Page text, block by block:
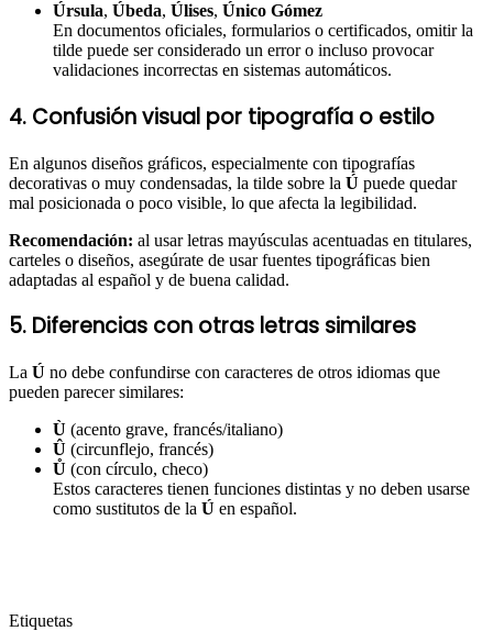
Úrsula, Úbeda, Úlises, Único Gómez
En documentos oficiales, formularios o certificados, omitir la
tilde puede ser considerado un error o incluso provocar
validaciones incorrectas en sistemas automáticos.
4. Confusión visual por tipografía o estilo
En algunos diseños gráficos, especialmente con tipografías
decorativas o muy condensadas, la tilde sobre la Ú puede quedar
mal posicionada o poco visible, lo que afecta la legibilidad.
Recomendación: al usar letras mayúsculas acentuadas en titulares,
carteles o diseños, asegúrate de usar fuentes tipográficas bien
adaptadas al español y de buena calidad.
5. Diferencias con otras letras similares
La Ú no debe confundirse con caracteres de otros idiomas que
pueden parecer similares:
Ù (acento grave, francés/italiano)
Û (circunflejo, francés)
Ů (con círculo, checo)
Estos caracteres tienen funciones distintas y no deben usarse
como sustitutos de la Ú en español.
Etiquetas